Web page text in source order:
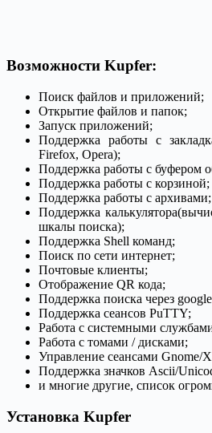
Возможности Kupfer:
Поиск файлов и приложений;
Открытие файлов и папок;
Запуск приложений;
Поддержка работы с
Firefox, Opera);
Поддержка работы с буфером
Поддержка работы с корзиной;
Поддержка работы с архивами;
Поддержка
шкалы поиска);
Поддержка Shell команд;
Поиск по сети интернет;
Почтовые клиенты;
Отображение QR кода;
Поддержка поиска через
Поддержка сеансов PuTTY;
Работа с системными
Работа с томами / дисками;
Управление сеансами Gnome/
Поддержка значков Ascii/
и многие другие, список
Установка Kupfer